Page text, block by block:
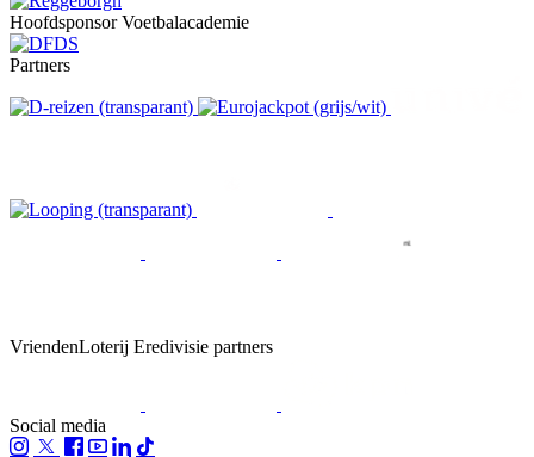
Hoofdsponsor Voetbalacademie
Partners
VriendenLoterij Eredivisie partners
Social media